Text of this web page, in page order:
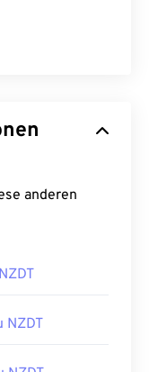
anderen
NZDT